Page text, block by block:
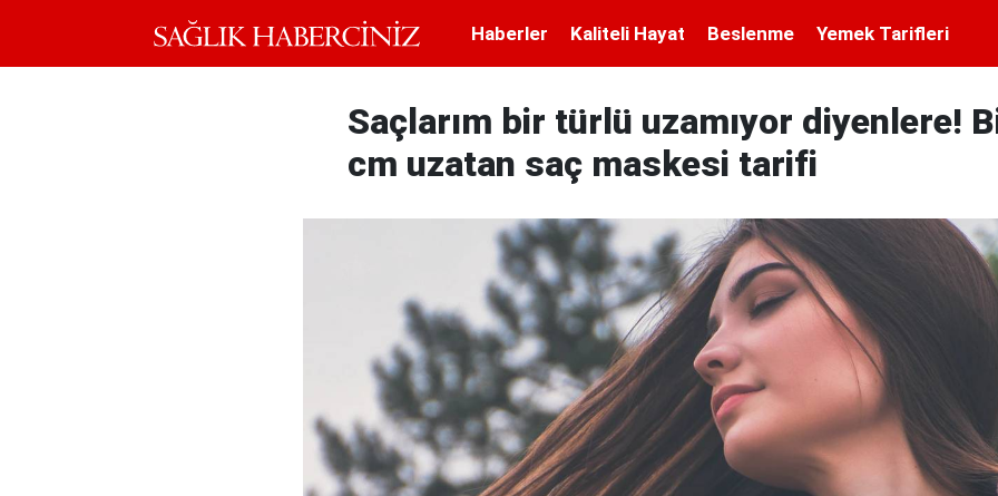
Haberler Kaliteli Hayat Beslenme Yemek Tarifleri
Saçlarım bir türlü uzamıyor diyenlere!
cm uzatan saç maskesi tarifi